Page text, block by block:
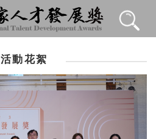
活動花絮